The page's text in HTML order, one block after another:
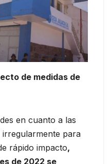
de medidas de
en cuanto a las
para
rápido impacto,
de 2022 se